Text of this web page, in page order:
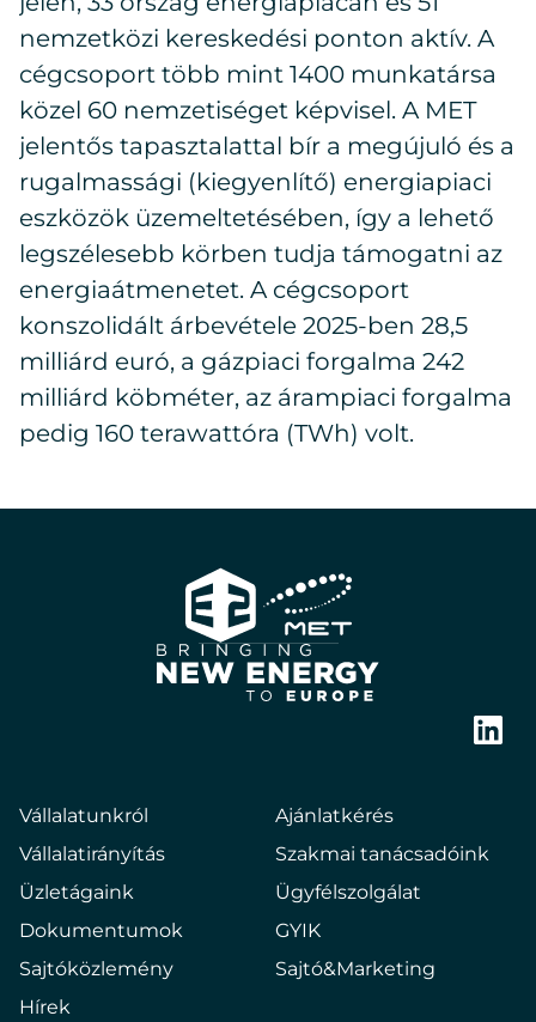
nemzetközi kereskedési ponton aktív. A
cégcsoport több mint 1400 munkatársa
közel 60 nemzetiséget képvisel. A MET
jelentős tapasztalattal bír a megújuló és a
rugalmassági (kiegyenlítő) energiapiaci
eszközök üzemeltetésében, így a lehető
legszélesebb körben tudja támogatni az
energiaátmenetet. A cégcsoport
konszolidált árbevétele 2025-ben 28,5
milliárd euró, a gázpiaci forgalma 242
milliárd köbméter, az árampiaci forgalma
pedig 160 terawattóra (TWh) volt.
E2
Hungary
Vállalatunkról
Vállalatirányítás
Üzletágaink
Dokumentumok
Sajtóközlemény
Hírek
Ajánlatkérés
Szakmai tanácsadóink
Ügyfélszolgálat
GYIK
Sajtó&Marketing